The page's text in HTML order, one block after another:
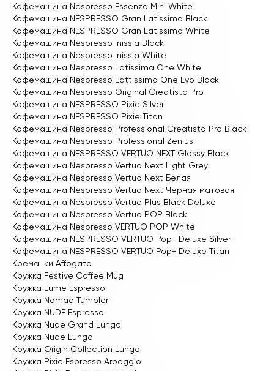
Кофемашина Nespresso Essenza Mini White
Кофемашина NESPRESSO Gran Latissima Black
Кофемашина NESPRESSO Gran Latissima White
Кофемашина Nespresso Inissia Black
Кофемашина Nespresso Inissia White
Кофемашина Nespresso Latissima One White
Кофемашина Nespresso Lattissima One Evo Black
Кофемашина Nespresso Original Creatista Pro
Кофемашина NESPRESSO Pixie Silver
Кофемашина NESPRESSO Pixie Titan
Кофемашина Nespresso Professional Creatista Pro Black
Кофемашина Nespresso Professional Zenius
Кофемашина NESPRESSO VERTUO NEXT Glossy Black
Кофемашина Nespresso Vertuo Next LIght Grey
Кофемашина Nespresso Vertuo Next Белая
Кофемашина Nespresso Vertuo Next Черная матовая
Кофемашина Nespresso Vertuo Plus Black Deluxe
Кофемашина Nespresso Vertuo POP Black
Кофемашина Nespresso VERTUO POP White
Кофемашина NESPRESSO VERTUO Pop+ Deluxe Silver
Кофемашина NESPRESSO VERTUO Pop+ Deluxe Titan
Креманки Affogato
Кружка Festive Coffee Mug
Кружка Lume Espresso
Кружка Nomad Tumbler
Кружка NUDE Espresso
Кружка Nude Grand Lungo
Кружка Nude Lungo
Кружка Origin Collection Lungo
Кружка Pixie Espresso Arpeggio